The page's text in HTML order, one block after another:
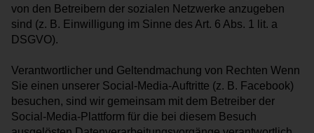
von den Betreibern der sozialen Netzwerke anzugeben
sind (z. B. Einwilligung im Sinne des Art. 6 Abs. 1 lit. a
DSGVO).
Verantwortlicher und Geltendmachung von Rechten Wenn
Sie einen unserer Social-Media-Auftritte (z. B. Facebook)
besuchen, sind wir gemeinsam mit dem Betreiber der
Social-Media-Plattform für die bei diesem Besuch